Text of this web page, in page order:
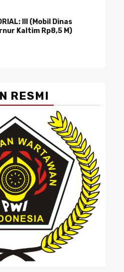
III (Mobil Dinas
Kaltim Rp8,5 M)
RESMI